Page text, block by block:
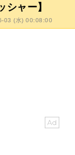
シャー】
03 (水) 00:08:00